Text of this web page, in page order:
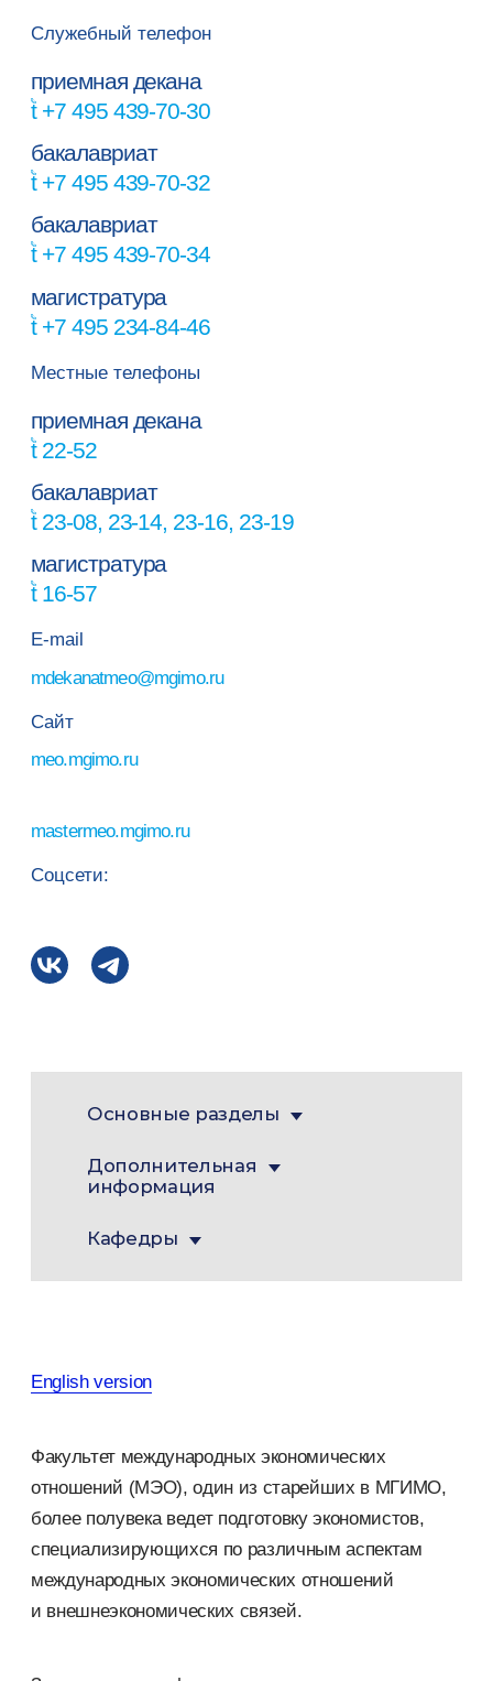
Служебный телефон
приемная декана
+7 495 439-70-30
бакалавриат
+7 495 439-70-32
бакалавриат
+7 495 439-70-34
магистратура
+7 495 234-84-46
Местные телефоны
приемная декана
22-52
бакалавриат
23-08, 23-14, 23-16, 23-19
магистратура
16-57
E-mail
dekanatmeo@mgimo.ru
Сайт
meo.mgimo.ru
mastermeo.mgimo.ru
Соцсети:
Основные разделы
Дополнительная
информация
Кафедры
English version
Факультет международных экономических
отношений (МЭО), один из старейших в МГИМО,
более полувека ведет подготовку экономистов,
специализирующихся по различным аспектам
международных экономических отношений
и внешнеэкономических связей.